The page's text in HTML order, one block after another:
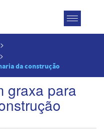
Toggle
>
>
da construção
graxa para